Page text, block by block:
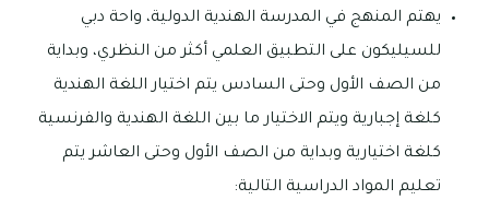
يهتم المنهج في المدرسة الهندية الدولية، واحة دبي
للسيليكون على التطبيق العلمي أكثر من النظري، وبداية
من الصف الأول وحتى السادس يتم اختيار اللغة الهندية
كلغة إجبارية ويتم الاختيار ما بين اللغة الهندية والفرنسية
كلغة اختيارية وبداية من الصف الأول وحتى العاشر يتم
تعليم المواد الدراسية التالية: